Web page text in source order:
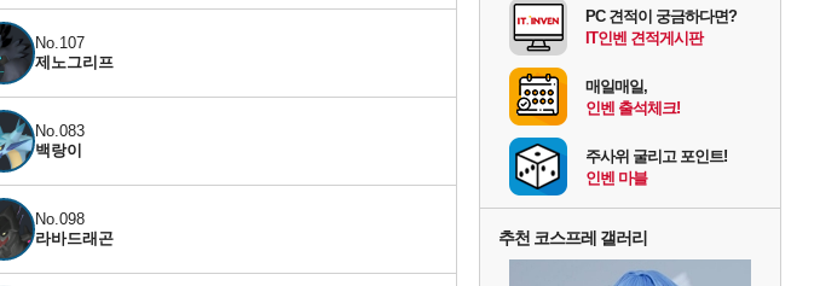
No.107
제노그리프
No.083
백랑이
No.098
라바드래곤
PC 견적이 궁금하다면?
IT인벤 견적게시판
매일매일,
인벤 출석체크!
주사위 굴리고 포인트!
인벤 마블
추천 코스프레 갤러리